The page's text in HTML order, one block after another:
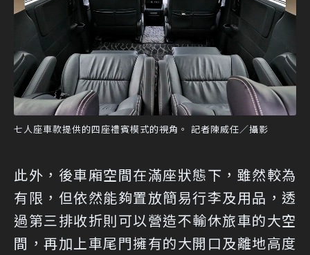
七人座車款提供的四座禮賓模式的視角。 記者陳威任／攝影
此外，後車廂空間在滿座狀態下，雖然較為
有限，但依然能夠置放簡易行李及用品，透
過第三排收折則可以營造不輸休旅車的大空
間，再加上車尾門擁有的大開口及離地高度